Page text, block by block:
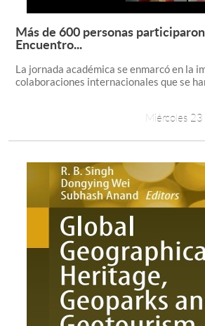
Más de 600 personas
Encuentro...
La jornada académica se enmarcó en la
colaboraciones internacionales que se
Miércoles